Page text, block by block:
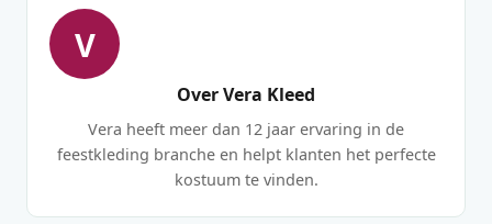
V
Over Vera Kleed
Vera heeft meer dan 12 jaar ervaring in de
feestkleding branche en helpt klanten het perfecte
kostuum te vinden.